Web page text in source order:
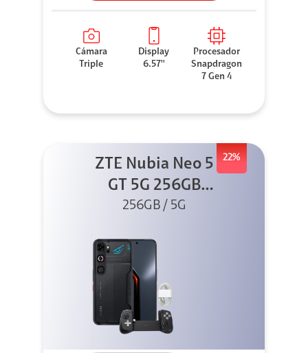
Cámara
Triple
Display
6.57''
Procesador
Snapdragon
7 Gen 4
22%
ZTE Nubia Neo 5
GT 5G 256GB
Negro + GPAD +
256GB / 5G